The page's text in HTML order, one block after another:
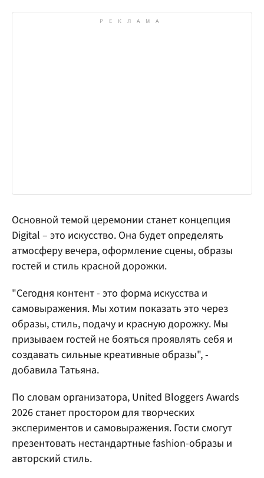
Основной темой церемонии станет концепция
Digital – это искусство. Она будет определять
атмосферу вечера, оформление сцены, образы
гостей и стиль красной дорожки.
"Сегодня контент - это форма искусства и
самовыражения. Мы хотим показать это через
образы, стиль, подачу и красную дорожку. Мы
призываем гостей не бояться проявлять себя и
создавать сильные креативные образы", -
добавила Татьяна.
По словам организатора, United Bloggers Awards
2026 станет простором для творческих
экспериментов и самовыражения. Гости смогут
презентовать нестандартные fashion-образы и
авторский стиль.